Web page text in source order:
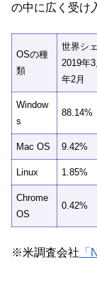
の中に広く受け
OSの種
類
世界シ
2019年
年2月
Window
s
88.14%
Mac OS 9.42%
Linux 1.85%
Chrome
OS
0.42%
※米調査会社